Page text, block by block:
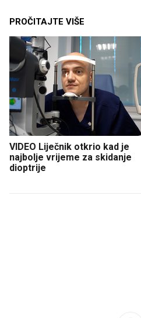
PROČITAJTE VIŠE
VIDEO Liječnik otkrio kad je
najbolje vrijeme za skidanje
dioptrije